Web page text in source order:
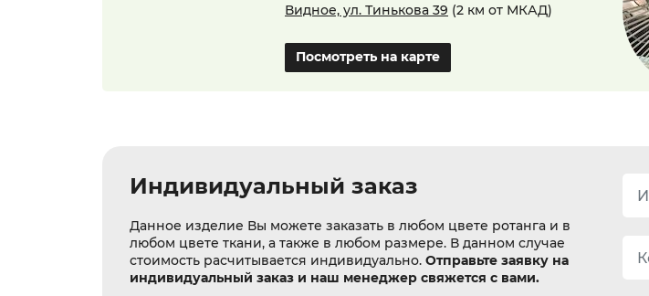
Видное, ул. Тинькова 39 (2 км от МКАД)
Посмотреть на карте
Индивидуальный заказ
Данное изделие Вы можете заказать в любом цвете ротанга и в
любом цвете ткани, а также в любом размере. В данном случае
стоимость расчитывается индивидуально. Отправьте заявку на
индивидуальный заказ и наш менеджер свяжется с вами.